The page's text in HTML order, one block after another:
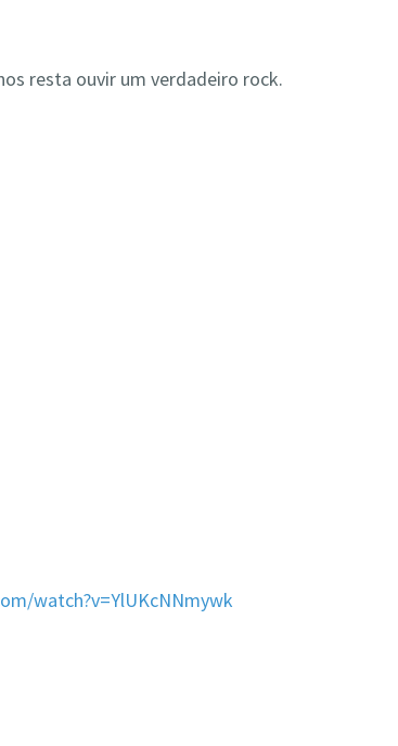
resta ouvir um verdadeiro rock.
watch?v=YlUKcNNmywk